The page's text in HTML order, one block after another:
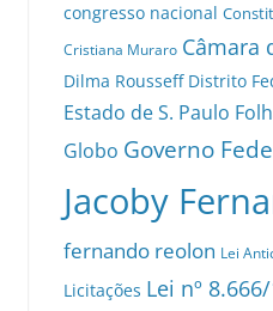
congresso nacional
Cristiana Muraro Câmara
Dilma Rousseff Distrito
Estado de S. Paulo
Globo Governo
Jacoby
fernando reolon Lei
Licitações Lei nº